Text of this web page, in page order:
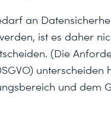
an
ist es daher
(Die
und dem